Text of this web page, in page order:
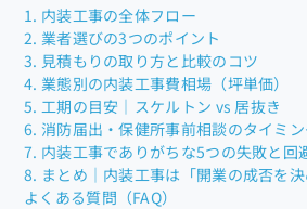
1. 内装工事の全体フロー
2. 業者選びの3つのポイント
3. 見積もりの取り方と比較のコツ
4. 業態別の内装工事費相場（坪単価）
5. 工期の目安｜スケルトン vs 居抜き
6. 消防届出・保健所事前相談のタイミ
7. 内装工事でありがちな5つの失敗と回
8. まとめ｜内装工事は「開業の成否を決
よくある質問（FAQ）